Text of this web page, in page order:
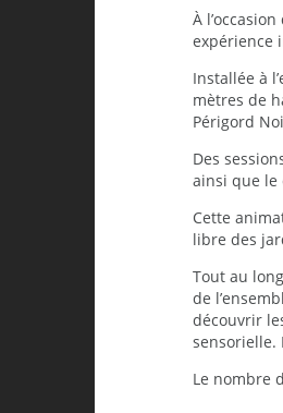
À
expérience
Installée à
mètres de
Périgord
Des
ainsi que le
Cette
libre des
Tout au
de
découvrir
sensorielle.
Le nombre